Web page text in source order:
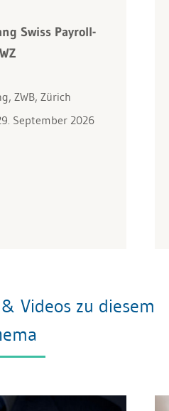
Swiss Payroll-
ZWB, Zürich
September 2026
Videos zu diesem